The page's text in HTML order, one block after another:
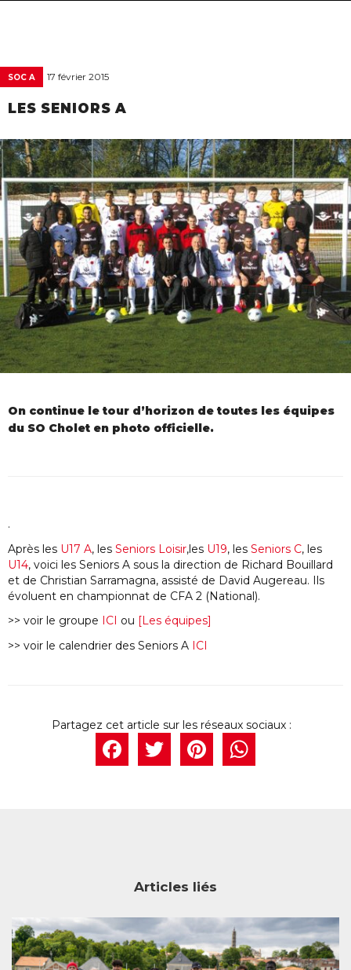
SOC A 17 février 2015
LES SENIORS A
On continue le tour d’horizon de toutes les équipes
du SO Cholet en photo officielle.
.
Après les U17 A, les Seniors Loisir,les U19, les Seniors C, les
U14, voici les Seniors A sous la direction de Richard Bouillard
et de Christian Sarramagna, assisté de David Augereau. Ils
évoluent en championnat de CFA 2 (National).
>> voir le groupe
ICI ou [Les équipes]
>> voir le calendrier des Seniors A ICI
Facebook
Twitter
Articles liés